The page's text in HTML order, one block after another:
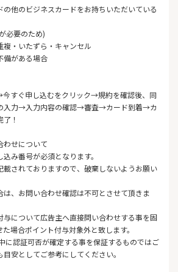
他のビジネスカードをお持ちいただいている
必要のため)
・いたずら・キャンセル
備がある場合
すぐ申し込むをクリック→規約を確認後、同
入力→入力内容の確認→審査→カード到着→カ
！
わせについて
み番号が必須となります。
載されておりますので、破棄しないようお願い
は、お問い合わせ確認は不可とさせて頂きま
について広告主へ直接問い合わせする事を固
場合ポイント付与対象外と致します。
に認証可否が確定する事を保証するものではご
安としてご参考にしてください。